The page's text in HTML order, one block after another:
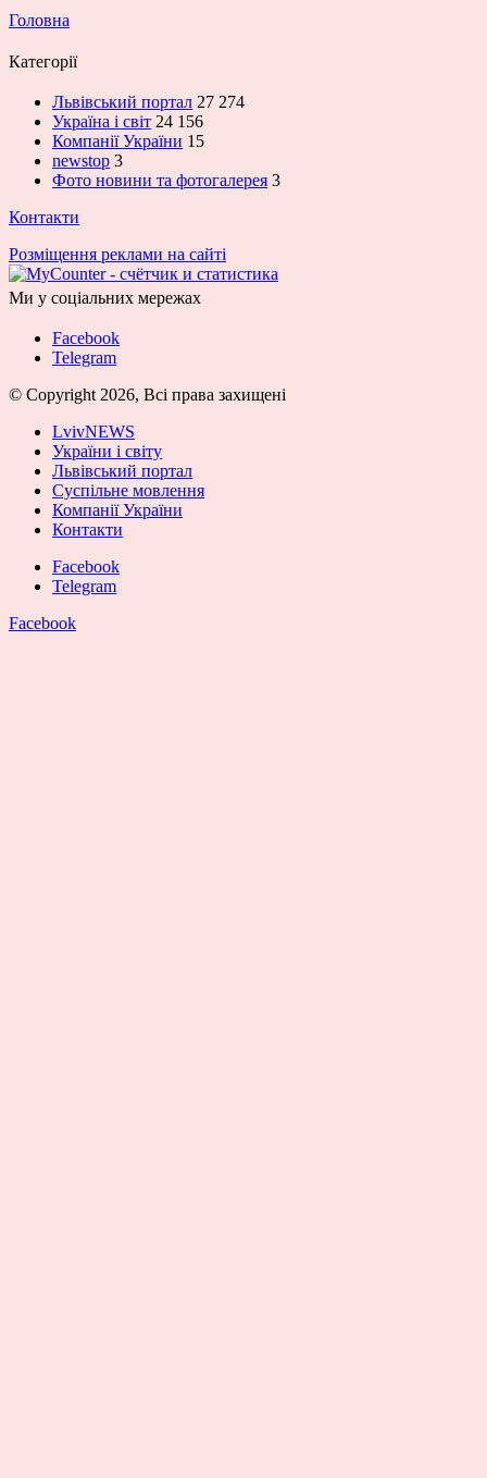
Головна
Категорії
Львівський портал 27 274
Україна і світ 24 156
Компанії України 15
newstop 3
Фото новини та фотогалерея 3
Контакти
Розміщення реклами на сайті
Ми у соціальних мережах
Facebook
Telegram
© Copyright 2026, Всі права захищені
LvivNEWS
України і світу
Львівський портал
Суспільне мовлення
Компанії України
Контакти
Facebook
Telegram
Facebook